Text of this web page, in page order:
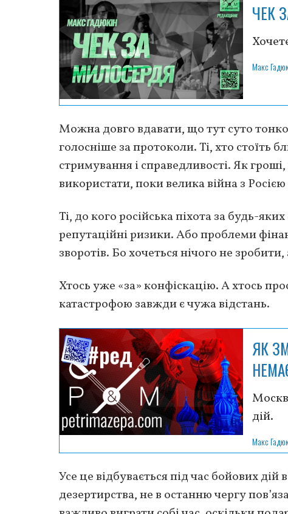
ЧЕК
Макс
Можна довго вдавати, що тут суто
голосніше за протоколи. Ті, хто стоїть
стримування і справедливості. Як
використати, поки велика війна з
Ті, до кого російська піхота за будь-
репутаційні ризики. Або проблеми
зворотів. Бо хочеться нічого не
Хтось уже «за» конфіскацію. А хтось
катастрофою завжди є чужа відстань.
ЯК
дій.
Макс
Усе це відбувається під час бойових
дезертирства, не в останню чергу